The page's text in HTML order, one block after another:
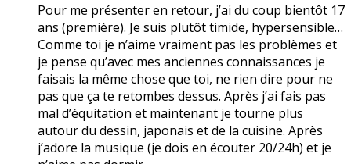
Pour me présenter en retour, j’ai du coup bientôt 17
ans (première). Je suis plutôt timide, hypersensible…
Comme toi je n’aime vraiment pas les problèmes et
je pense qu’avec mes anciennes connaissances je
faisais la même chose que toi, ne rien dire pour ne
pas que ça te retombes dessus. Après j’ai fais pas
mal d’équitation et maintenant je tourne plus
autour du dessin, japonais et de la cuisine. Après
j’adore la musique (je dois en écouter 20/24h) et je